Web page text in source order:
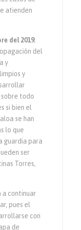
atienden
del 2019;
del
y
y
sobre todo
si bien el
se han
lo que
guardia para
ser
Torres,
a continuar
pues el
con
de